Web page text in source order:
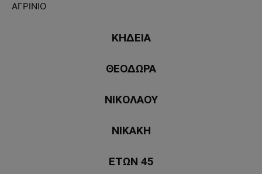
ΑΓΡΙΝΙΟ
ΚΗΔΕΙΑ
ΘΕΟΔΩΡΑ
ΝΙΚΟΛΑΟΥ
ΝΙΚΑΚΗ
ΕΤΩΝ 45